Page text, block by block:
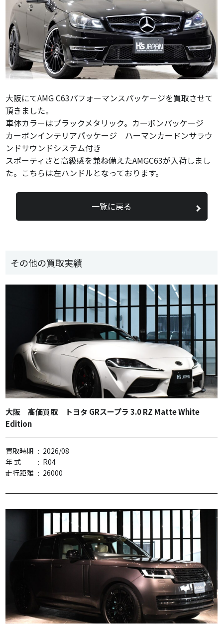
その他の買取実績
大阪 高価買取 トヨタ GRスープラ 3.0 RZ Matte White
Edition
買取時期 : 2026/08
年 式
: R04
走行距離 : 26000
大阪にてAMG C63パフォーマンスパッケージを買取させて
頂きました。
車体カラーはブラックメタリック。カーボンパッケージ
カーボンインテリアパッケージ ハーマンカードンサラウ
ンドサウンドシステム付き
スポーティさと高級感を兼ね備えたAMGC63が入荷しまし
た。こちらは左ハンドルとなっております。
一覧に戻る